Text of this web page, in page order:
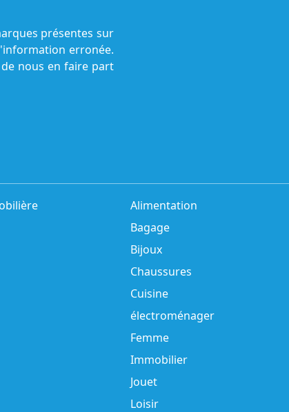
présentes sur
erronée.
nous en faire part
Alimentation
Bagage
Bijoux
Chaussures
Cuisine
électroménager
Femme
Immobilier
Jouet
Loisir